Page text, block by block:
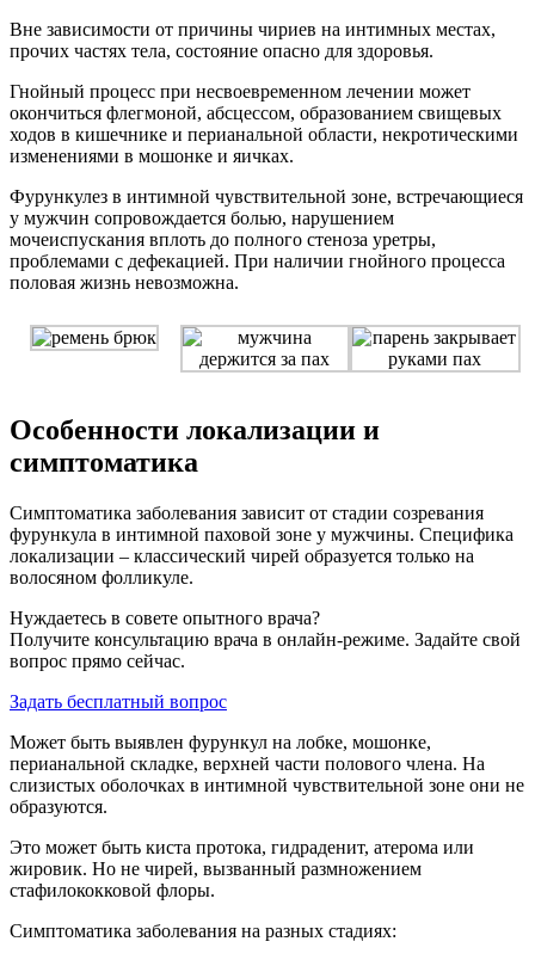
Вне зависимости от причины чириев на интимных местах,
прочих частях тела, состояние опасно для здоровья.
Гнойный процесс при несвоевременном лечении может
окончиться флегмоной, абсцессом, образованием свищевых
ходов в кишечнике и перианальной области, некротическими
изменениями в мошонке и яичках.
Фурункулез в интимной чувствительной зоне, встречающиеся
у мужчин сопровождается болью, нарушением
мочеиспускания вплоть до полного стеноза уретры,
проблемами с дефекацией. При наличии гнойного процесса
половая жизнь невозможна.
Особенности локализации и
симптоматика
Симптоматика заболевания зависит от стадии созревания
фурункула в интимной паховой зоне у мужчины. Специфика
локализации – классический чирей образуется только на
волосяном фолликуле.
Нуждаетесь в совете опытного врача?
Получите консультацию врача в онлайн-режиме. Задайте свой
вопрос прямо сейчас.
Задать бесплатный вопрос
Может быть выявлен фурункул на лобке, мошонке,
перианальной складке, верхней части полового члена. На
слизистых оболочках в интимной чувствительной зоне они не
образуются.
Это может быть киста протока, гидраденит, атерома или
жировик. Но не чирей, вызванный размножением
стафилококковой флоры.
Симптоматика заболевания на разных стадиях: